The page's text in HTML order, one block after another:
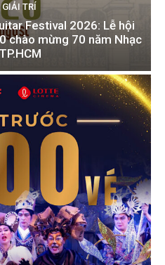
GIẢI TRÍ
Festival 2026: Lễ hội
chào mừng 70 năm Nhạc